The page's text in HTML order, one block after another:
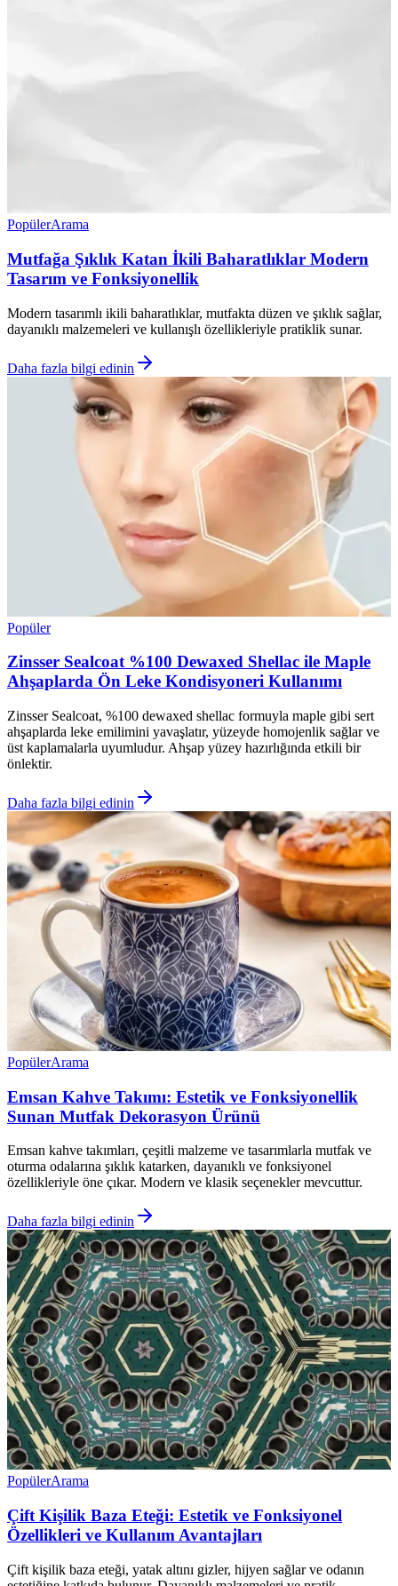
PopülerArama
Mutfağa Şıklık Katan İkili Baharatlıklar Modern
Tasarım ve Fonksiyonellik
Modern tasarımlı ikili baharatlıklar, mutfakta düzen ve şıklık sağlar,
dayanıklı malzemeleri ve kullanışlı özellikleriyle pratiklik sunar.
Daha fazla bilgi edinin
Popüler
Zinsser Sealcoat %100 Dewaxed Shellac ile Maple
Ahşaplarda Ön Leke Kondisyoneri Kullanımı
Zinsser Sealcoat, %100 dewaxed shellac formuyla maple gibi sert
ahşaplarda leke emilimini yavaşlatır, yüzeyde homojenlik sağlar ve
üst kaplamalarla uyumludur. Ahşap yüzey hazırlığında etkili bir
önlektir.
Daha fazla bilgi edinin
PopülerArama
Emsan Kahve Takımı: Estetik ve Fonksiyonellik
Sunan Mutfak Dekorasyon Ürünü
Emsan kahve takımları, çeşitli malzeme ve tasarımlarla mutfak ve
oturma odalarına şıklık katarken, dayanıklı ve fonksiyonel
özellikleriyle öne çıkar. Modern ve klasik seçenekler mevcuttur.
Daha fazla bilgi edinin
PopülerArama
Çift Kişilik Baza Eteği: Estetik ve Fonksiyonel
Özellikleri ve Kullanım Avantajları
Çift kişilik baza eteği, yatak altını gizler, hijyen sağlar ve odanın